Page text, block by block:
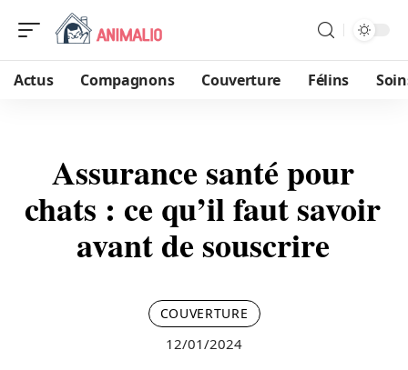
Actus Compagnons Couverture Félins
Assurance santé pour
chats : ce qu’il faut savoir
avant de souscrire
COUVERTURE
12/01/2024